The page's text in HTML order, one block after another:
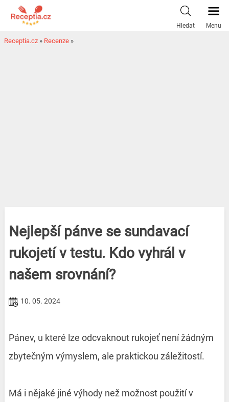
Hledat Menu
Receptia.cz » Recenze »
Nejlepší pánve se sundavací
rukojetí v testu. Kdo vyhrál v
našem srovnání?
10. 05. 2024
Pánev, u které lze odcvaknout rukojeť není žádným
zbytečným výmyslem, ale praktickou záležitostí.
Má i nějaké jiné výhody než možnost použití v